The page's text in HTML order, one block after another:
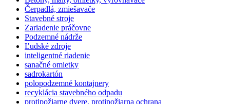
Čerpadlá, zmiešavače
Stavebné stroje
Zariadenie práčovne
Podzemné nádrže
Ľudské zdroje
inteligentné riadenie
sanačné omietky
sadrokartón
polopodzemné kontajnery
recyklácia stavebného odpadu
protipožiarne dvere, protipožiarna ochrana